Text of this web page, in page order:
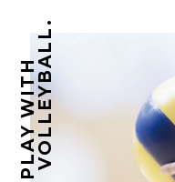
PLAY WITHVOLLEYBALL.